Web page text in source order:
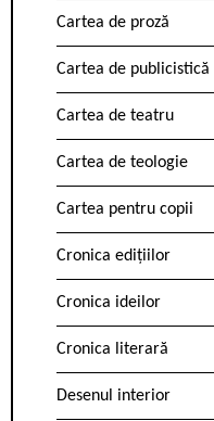
Cartea de proză
Cartea de publicistică
Cartea de teatru
Cartea de teologie
Cartea pentru copii
Cronica edițiilor
Cronica ideilor
Cronica literară
Desenul interior